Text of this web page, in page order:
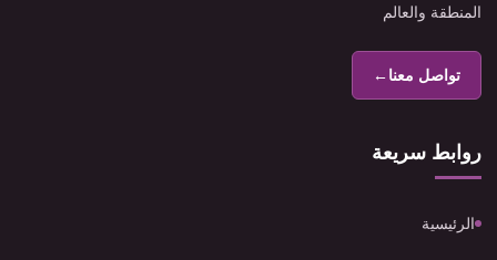
المنطقة والعالم
تواصل معنا←
روابط سريعة
الرئيسية